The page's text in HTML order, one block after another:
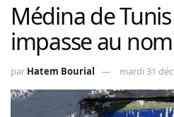
Médina de
impasse au
par Hatem Bourial mardi 31